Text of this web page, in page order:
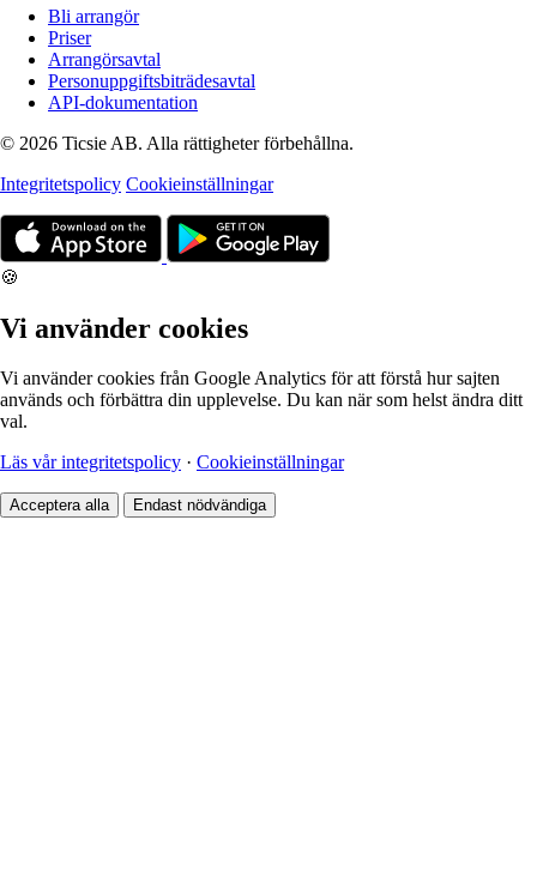
Bli arrangör
Priser
Arrangörsavtal
Personuppgiftsbiträdesavtal
API-dokumentation
© 2026 Ticsie AB. Alla rättigheter förbehållna.
Integritetspolicy Cookieinställningar
🍪
Vi använder cookies
Vi använder cookies från Google Analytics för att förstå hur sajten
används och förbättra din upplevelse. Du kan när som helst ändra ditt
val.
Läs vår integritetspolicy · Cookieinställningar
Acceptera alla Endast nödvändiga